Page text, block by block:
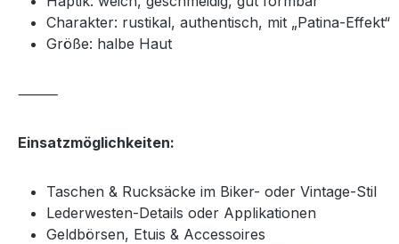
Charakter: rustikal, authentisch, mit „Patina-Effekt“
Größe: halbe Haut
⸻
Einsatzmöglichkeiten:
Taschen & Rucksäcke im Biker- oder Vintage-Stil
Lederwesten-Details oder Applikationen
Geldbörsen, Etuis & Accessoires